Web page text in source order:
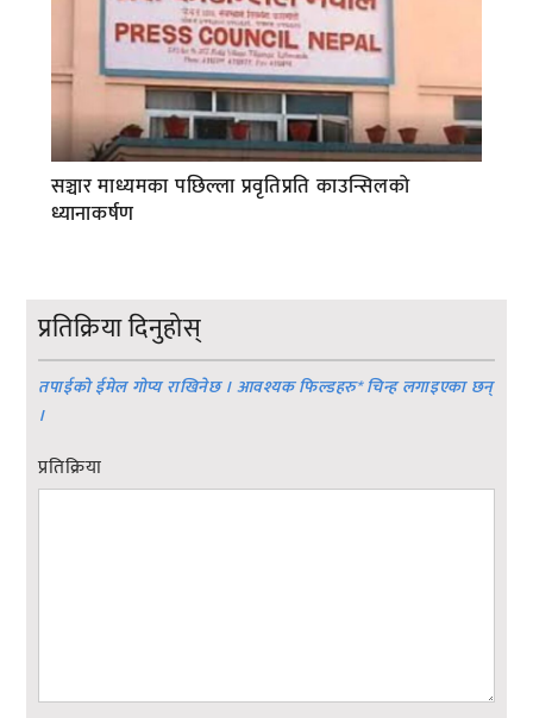
सञ्चार माध्यमका पछिल्ला प्रवृतिप्रति काउन्सिलको
ध्यानाकर्षण
प्रतिक्रिया दिनुहोस्
तपाईको ईमेल गोप्य राखिनेछ । आवश्यक फिल्डहरु*चिन्ह लगाइएका छन्
।
प्रतिक्रिया